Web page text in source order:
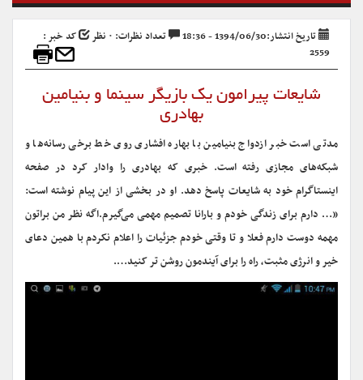
تاریخ انتشار:1394/06/30 - 18:36 تعداد نظرات: ۰ نظر
کد خبر :
2559
شایعات پیرامون یک بازیگر سینما و بنیامین
بهادری
مدتی است خبر ازدواج بنیامین با بهاره افشاری روی خط برخی رسانه‌ها و
شبکه‌های مجازی رفته است. خبری که بهادری را وادار کرد در صفحه
اینستاگرام خود به شایعات پاسخ دهد. او در بخشی از این پیام نوشته است:
«… دارم برای زندگی خودم و بارانا تصمیم مهمی می‌گیرم.اگه نظر من براتون
مهمه دوست دارم فعلا و تا وقتی خودم جزئیات را اعلام نکردم با همین دعای
خیر و انرژی مثبت، راه را برای آیندمون روشن تر کنید….